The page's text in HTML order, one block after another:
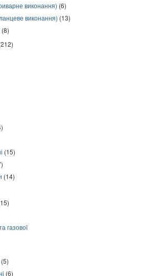
виконання) (6)
виконання) (13)
(8)
(15)
(14)
газової
(5)
(6)